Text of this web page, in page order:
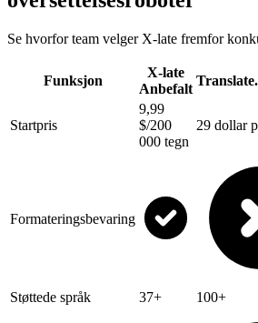
Se hvorfor team velger X-late fremfor
Funksjon
X-late
Anbefalt
Startpris
9,99
$/200
000 tegn
29 dollar
Formateringsbevaring
Støttede språk 37+ 100+